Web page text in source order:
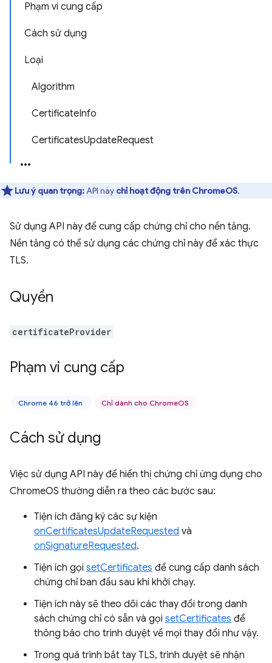
Phạm vi cung cấp
Cách sử dụng
Loại
Algorithm
CertificateInfo
CertificatesUpdateRequest
Lưu ý quan trọng:API này chỉ hoạt động trên ChromeOS.
Sử dụng API này để cung cấp chứng chỉ cho nền tảng.
Nền tảng có thể sử dụng các chứng chỉ này để xác thực
TLS.
Quyền
certificateProvider
Phạm vi cung cấp
Chrome 46 trở lên Chỉ dành cho ChromeOS
Cách sử dụng
Việc sử dụng API này để hiển thị chứng chỉ ứng dụng cho
ChromeOS thường diễn ra theo các bước sau:
Tiện ích đăng ký các sự kiện
onCertificatesUpdateRequested và
onSignatureRequested.
Tiện ích gọi setCertificates để cung cấp danh sách
chứng chỉ ban đầu sau khi khởi chạy.
Tiện ích này sẽ theo dõi các thay đổi trong danh
sách chứng chỉ có sẵn và gọi setCertificates để
thông báo cho trình duyệt về mọi thay đổi như vậy.
Trong quá trình bắt tay TLS, trình duyệt sẽ nhận